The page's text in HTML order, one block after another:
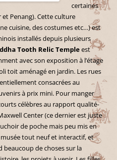
certaines
Penang). Cette culture
cuisine, des costumes etc…) est
installés depuis plusieurs
Tooth Relic Templeest
avec son exposition à l’étage
toit aménagé en jardin. Les rues
consacrées au
à prix mini. Pour manger
célèbres au rapport qualité-
Center (ce dernier est juste
de poche mais peu mis en
musée tout neuf et interactif, et
beaucoup de choses sur la